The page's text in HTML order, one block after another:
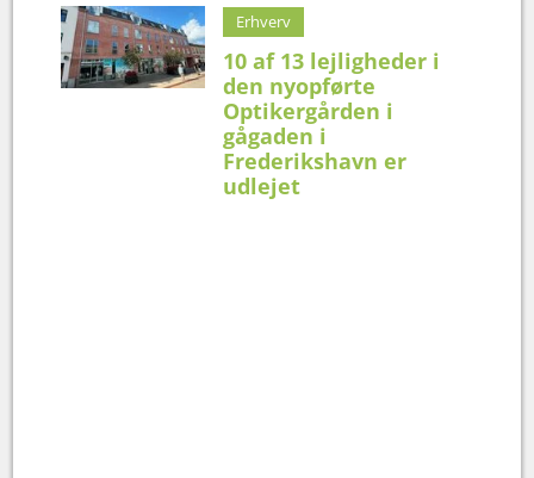
Erhverv
10 af 13 lejligheder i
den nyopførte
Optikergården i
gågaden i
Frederikshavn er
udlejet